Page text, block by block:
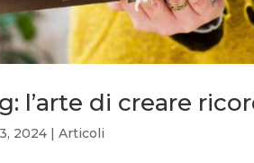
l’arte di creare
2024 |Articoli